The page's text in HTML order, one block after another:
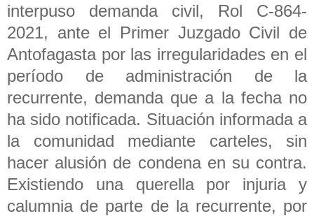
interpuso demanda civil, Rol C-864-
2021, ante el Primer Juzgado Civil de
Antofagasta por las irregularidades en el
período de administración de la
recurrente, demanda que a la fecha no
ha sido notificada. Situación informada a
la comunidad mediante carteles, sin
hacer alusión de condena en su contra.
Existiendo una querella por injuria y
calumnia de parte de la recurrente, por